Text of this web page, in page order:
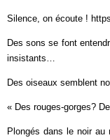
Silence, on écoute !
Des sons se font
insistants…
Des oiseaux semblent
« Des rouges-gorges?
Plongés dans le noir